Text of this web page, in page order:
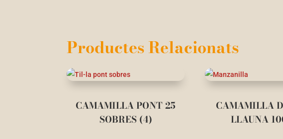
Productes Relacionats
CAMAMILLA PONT 25
SOBRES (4)
CAMAMILLA
LLAUNA